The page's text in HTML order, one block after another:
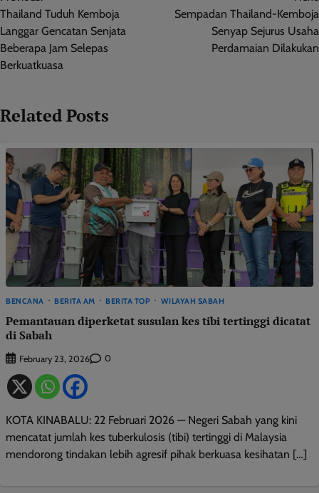
navigation
Thailand Tuduh Kemboja
Langgar Gencatan Senjata
Beberapa Jam Selepas
Berkuatkuasa
Sempadan Thailand-Kemboja
Senyap Sejurus Usaha
Perdamaian Dilakukan
Related Posts
BENCANA BERITA AM BERITA TOP WILAYAH SABAH
Pemantauan diperketat susulan kes tibi tertinggi dicatat
di Sabah
February 23, 2026 0
KOTA KINABALU: 22 Februari 2026 — Negeri Sabah yang kini
mencatat jumlah kes tuberkulosis (tibi) tertinggi di Malaysia
mendorong tindakan lebih agresif pihak berkuasa kesihatan […]